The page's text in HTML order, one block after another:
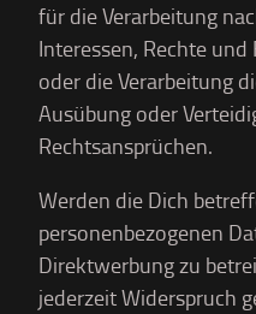
für die Verarbeitung
Interessen, Rechte
oder die Verarbeitung
Ausübung oder
Rechtsansprüchen.
Werden die Dich
personenbezogenen
Direktwerbung zu
jederzeit Widerspruch